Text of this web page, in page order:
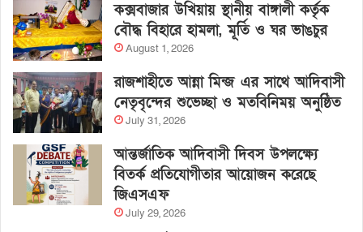
কক্সবাজার উখিয়ায় স্থানীয় বাঙ্গালী কর্তৃক
বৌদ্ধ বিহারে হামলা, মূর্তি ও ঘর ভাঙচুর
August 1, 2026
রাজশাহীতে আন্না মিন্জ এর সাথে আদিবাসী
নেতৃবৃন্দের শুভেচ্ছা ও মতবিনিময় অনুষ্ঠিত
July 31, 2026
আন্তর্জাতিক আদিবাসী দিবস উপলক্ষ্যে
বিতর্ক প্রতিযোগীতার আয়োজন করেছে
জিএসএফ
July 29, 2026